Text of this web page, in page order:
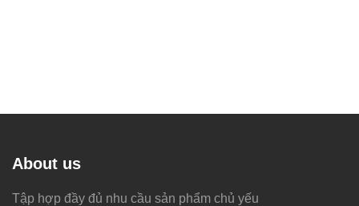
About us
Tập hợp đầy đủ nhu cầu sản phẩm chủ yếu